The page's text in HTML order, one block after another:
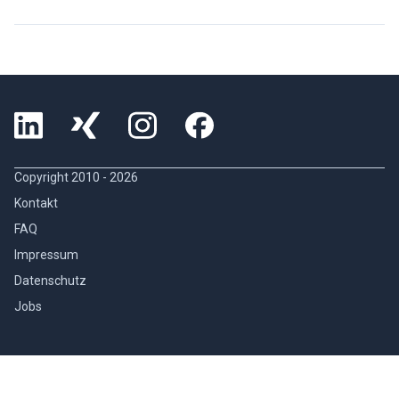
Copyright 2010 - 2026
Kontakt
FAQ
Impressum
Datenschutz
Jobs